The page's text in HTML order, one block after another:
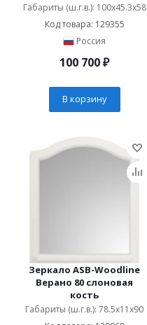
Габариты (ш.г.в.): 100x45.3x58
Код товара: 129355
Россия
100 700₽
В корзину
Зеркало ASB-Woodline
Верано 80 слоновая
кость
Габариты (ш.г.в.): 78.5x11x90